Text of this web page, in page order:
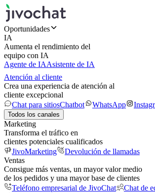
Oportunidades
IA
Aumenta el rendimiento del
equipo con IA
Agente de IAAsistente de IA
Atención al cliente
Crea una experiencia de atención al
cliente excepcional
Chat para sitiosChatbot WhatsApp
Todos los canales
Marketing
Transforma el tráfico en
clientes potenciales cualificados
JivoMarketing
Devolución de llamadas
Ventas
Consigue más ventas, un mayor valor medio
de los pedidos y una mayor base de clientes
Teléfono empresarial de JivoChat
Chat de